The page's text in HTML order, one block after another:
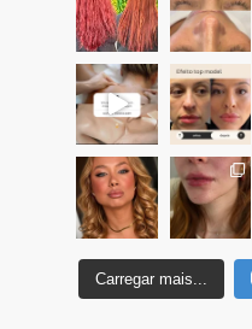
Carregar mais...